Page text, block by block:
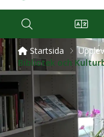
Startsida
Bibliotek och